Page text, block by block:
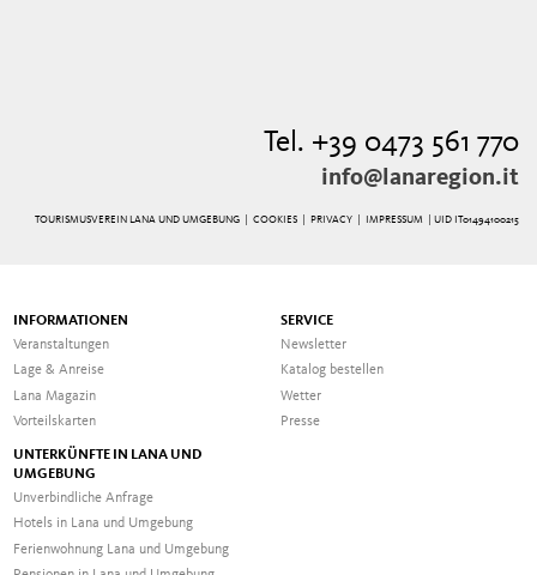
Tel. +39 0473 561 770
info@lanaregion.it
TOURISMUSVEREIN LANA UND UMGEBUNG | COOKIES| PRIVACY| IMPRESSUM | UID IT01494100215
INFORMATIONEN
Veranstaltungen
Lage & Anreise
Lana Magazin
Vorteilskarten
SERVICE
Newsletter
Katalog bestellen
Wetter
Presse
UNTERKÜNFTE IN LANA UND
UMGEBUNG
Unverbindliche Anfrage
Hotels in Lana und Umgebung
Ferienwohnung Lana und Umgebung